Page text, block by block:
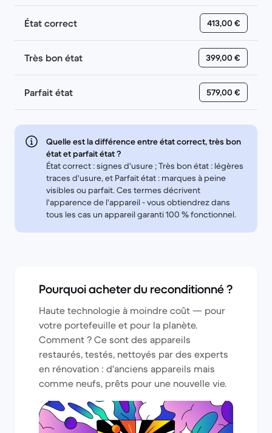
État correct 413,00 €
Très bon état 399,00 €
Parfait état 579,00 €
Quelle est la différence entre état correct, très bon
état et parfait état ?
État correct : signes d'usure ; Très bon état : légères
traces d'usure, et Parfait état : marques à peine
visibles ou parfait. Ces termes décrivent
l'apparence de l'appareil - vous obtiendrez dans
tous les cas un appareil garanti 100 % fonctionnel.
Pourquoi acheter du reconditionné ?
Haute technologie à moindre coût — pour
votre portefeuille et pour la planète.
Comment ? Ce sont des appareils
restaurés, testés, nettoyés par des experts
en rénovation : d'anciens appareils mais
comme neufs, prêts pour une nouvelle vie.